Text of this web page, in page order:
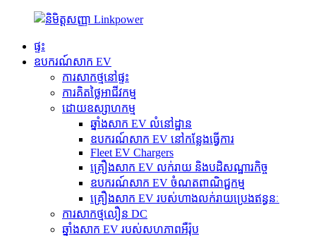
ផ្ទះ
ឧបករណ៍សាក EV
ការសាកថ្មនៅផ្ទះ
ការគិតថ្លៃអាជីវកម្ម
ដោយឧស្សាហកម្ម
ឆ្នាំងសាក EV លំនៅដ្ឋាន
ឧបករណ៍សាក EV នៅកន្លែងធ្វើការ
Fleet EV Chargers
គ្រឿងសាក EV លក់រាយ និងបដិសណ្ឋារកិច្ច
ឧបករណ៍សាក EV ចំណតពាណិជ្ជកម្ម
គ្រឿងសាក EV របស់ហាងលក់រាយប្រេងឥន្ធនៈ
ការសាកថ្មលឿន DC
ឆ្នាំងសាក EV របស់សហភាពអឺរ៉ុប